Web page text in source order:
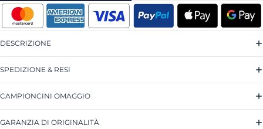
DESCRIZIONE
SPEDIZIONE & RESI
CAMPIONCINI OMAGGIO
GARANZIA DI ORIGINALITÀ